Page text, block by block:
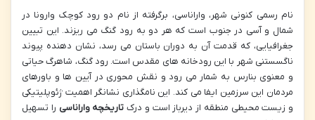
نام رسمی کنونی شهر، واراناسی، برگرفته از نام دو رود کوچک وارونا در
شمال و آسی در جنوب است که هر دو به رود گنگ می ریزند. این تبیین
جغرافیایی، که قدمت آن به دوران باستان می رسد، نشان دهنده پیوند
ناگسستنی شهر با این رودخانه های مقدس است. رود گنگ، شاهرگ حیاتی
و معنوی بنارس به شمار می رود و نقش محوری در آیین ها و باورهای
مردمان این سرزمین ایفا می کند. این نامگذاری نشانگر اهمیت ژئوپلیتیکی
و زیست محیطی منطقه از دیرباز است و درک تاریخچه واراناسی را تسهیل